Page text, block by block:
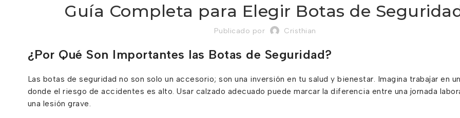
Guía Completa para Elegir Botas de
Publicado por Cristhian
¿Por Qué Son Importantes las Botas de Seguridad?
Las botas de seguridad no son solo un accesorio; son una inversión en tu salud y bienestar. Imagina trabajar en
donde el riesgo de accidentes es alto. Usar calzado adecuado puede marcar la diferencia entre una jornada
una lesión grave.